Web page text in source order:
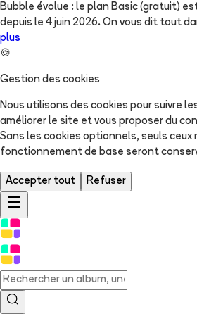
Bubble évolue : le plan Basic (gratuit)
depuis le 4 juin 2026. On vous dit tout
plus
🍪
Gestion des cookies
Nous utilisons des cookies pour suivre
améliorer le site et vous proposer du
Sans les cookies optionnels, seuls ceux
fonctionnement de base seront
Accepter tout Refuser